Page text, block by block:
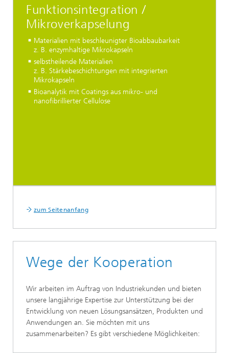
Funktionsintegration /
Mikroverkapselung
Materialien mit beschleunigter Bioabbaubarkeit
z. B. enzymhaltige Mikrokapseln
selbstheilende Materialien
z. B. Stärkebeschichtungen mit integrierten
Mikrokapseln
Bioanalytik mit Coatings aus mikro- und
nanofibrillierter Cellulose
zum Seitenanfang
Wege der Kooperation
Wir arbeiten im Auftrag von Industriekunden und bieten
unsere langjährige Expertise zur Unterstützung bei der
Entwicklung von neuen Lösungsansätzen, Produkten und
Anwendungen an. Sie möchten mit uns
zusammenarbeiten? Es gibt verschiedene Möglichkeiten: